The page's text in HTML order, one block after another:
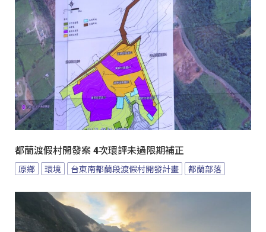
都蘭渡假村開發案 4次環評未過限期補正
原鄉 環境 台東南都蘭段渡假村開發計畫 都蘭部落